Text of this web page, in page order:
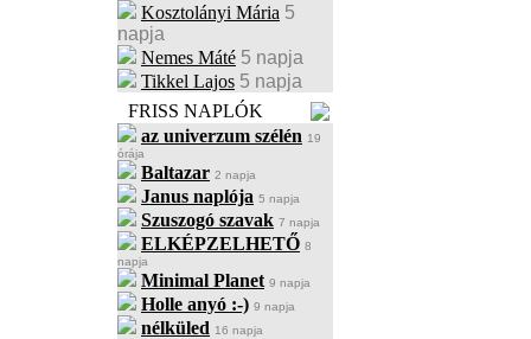
Kosztolányi Mária 5
napja
Nemes Máté 5 napja
Tikkel Lajos 5 napja
FRISS NAPLÓK
az univerzum szélén 19
órája
Baltazar 2 napja
Janus naplója 5 napja
Szuszogó szavak 7 napja
ELKÉPZELHETŐ 8
napja
Minimal Planet 9 napja
Holle anyó :-) 9 napja
nélküled 16 napja